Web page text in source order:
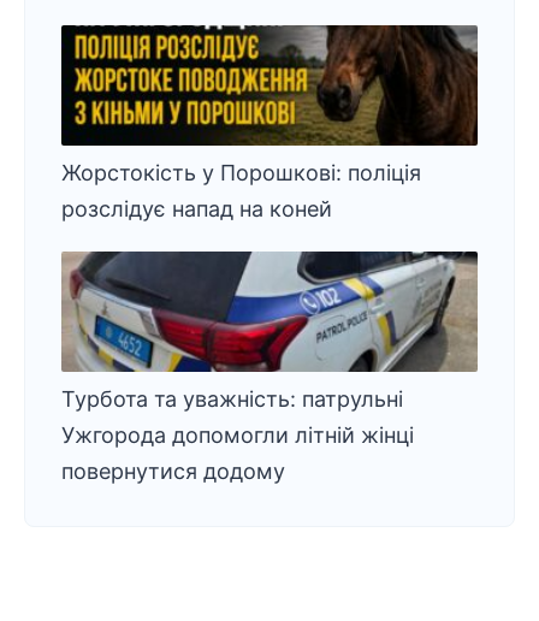
Жорстокість у Порошкові: поліція
розслідує напад на коней
Турбота та уважність: патрульні
Ужгорода допомогли літній жінці
повернутися додому